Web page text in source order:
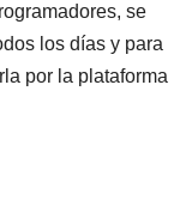
se
los días y para
por la plataforma